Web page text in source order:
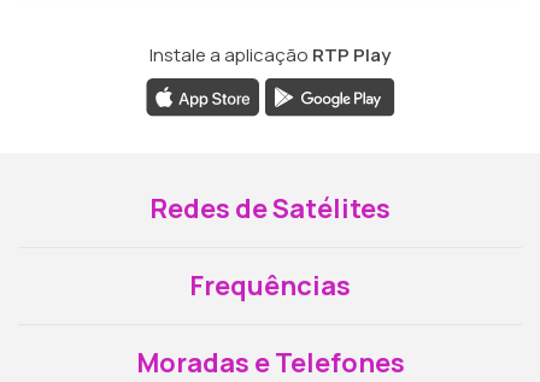
Instale a aplicação RTP Play
Redes de Satélites
Frequências
Moradas e Telefones